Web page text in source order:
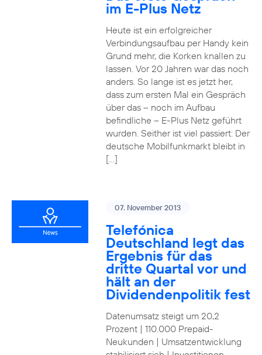
im E-Plus Netz
Heute ist ein erfolgreicher
Verbindungsaufbau per Handy kein
Grund mehr, die Korken knallen zu
lassen. Vor 20 Jahren war das noch
anders. So lange ist es jetzt her,
dass zum ersten Mal ein Gespräch
über das – noch im Aufbau
befindliche – E-Plus Netz geführt
wurden. Seither ist viel passiert: Der
deutsche Mobilfunkmarkt bleibt in
[…]
07. November 2013
Telefónica
Deutschland legt das
Ergebnis für das
dritte Quartal vor und
hält an der
Dividendenpolitik fest
Datenumsatz steigt um 20,2
Prozent | 110.000 Prepaid-
Neukunden | Umsatzentwicklung